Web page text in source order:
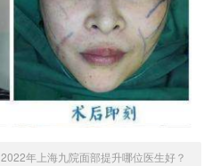
2022年上海九院面部提升哪位医生好？